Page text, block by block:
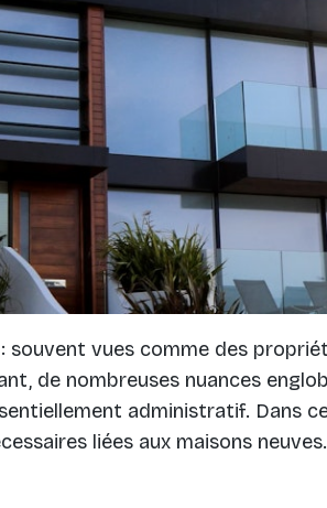
: souvent vues comme des
de nombreuses nuances
administratif. Dans
liées aux maisons neuves.